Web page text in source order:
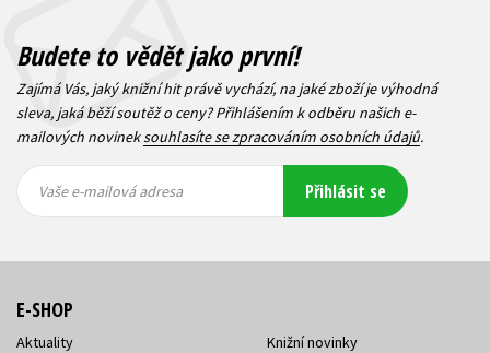
Budete to vědět jako první!
Zajímá Vás, jaký knižní hit právě vychází, na jaké zboží je výhodná
sleva, jaká běží soutěž o ceny? Přihlášením k odběru našich e-
mailových novineksouhlasíte se zpracováním osobních údajů.
mailová
mailová
Vaše e-mailová adresa Přihlásit se
E-SHOP
Aktuality
Knižní novinky